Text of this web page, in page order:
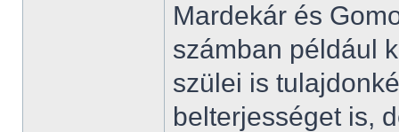
Mardekár és
számban például
szülei is
belterjességet is,